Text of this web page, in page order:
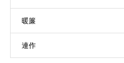
暖簾
連作